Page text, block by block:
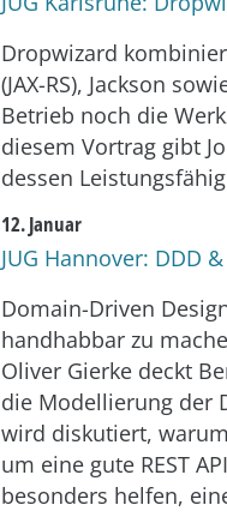
Dropwizard
(JAX-RS), Jackson
Betrieb noch die
diesem Vortrag gibt
dessen
12. Januar
JUG Hannover: DDD
Domain-Driven
handhabbar zu
Oliver Gierke deckt
die Modellierung der
wird diskutiert,
um eine gute REST
besonders helfen,